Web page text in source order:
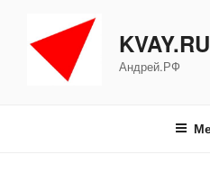
содержимому
KVAY.RU
Андрей.РФ